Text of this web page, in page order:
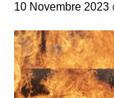
10 Novembre 2023